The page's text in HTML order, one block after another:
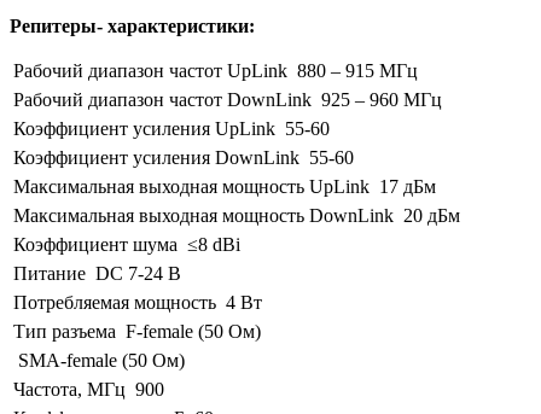
Репитеры- характеристики:
Рабочий диапазон частот UpLink 880 – 915 МГц
Рабочий диапазон частот DownLink 925 – 960 МГц
Коэффициент усиления UpLink 55-60
Коэффициент усиления DownLink 55-60
Максимальная выходная мощность UpLink 17 дБм
Максимальная выходная мощность DownLink 20 дБм
Коэффициент шума ≤8 dBi
Питание DC 7-24 В
Потребляемая мощность 4 Вт
Тип разъема F-female (50 Ом)
SMA-female (50 Ом)
Частота, МГц 900